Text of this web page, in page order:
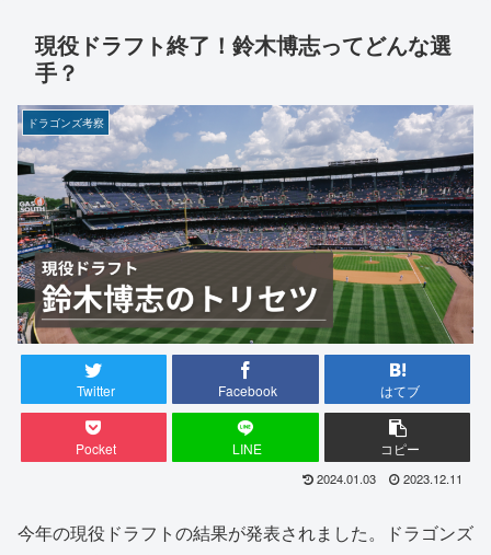
現役ドラフト終了！鈴木博志ってどんな選
手？
ドラゴンズ考察
Twitter Facebook はてブ
Pocket LINE コピー
2024.01.03 2023.12.11
今年の現役ドラフトの結果が発表されました。ドラゴンズ